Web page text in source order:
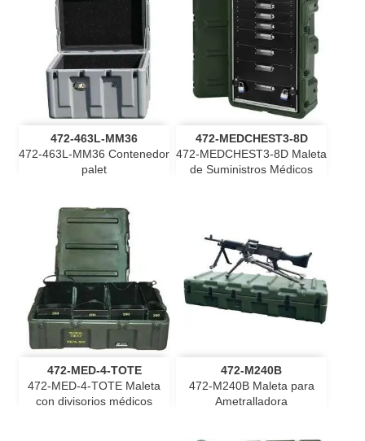
472-463L-MM36
472-463L-MM36 Contenedor
palet
472-MEDCHEST3-8D
472-MEDCHEST3-8D Maleta
de Suministros Médicos
472-MED-4-TOTE
472-MED-4-TOTE Maleta
con divisorios médicos
472-M240B
472-M240B Maleta para
Ametralladora